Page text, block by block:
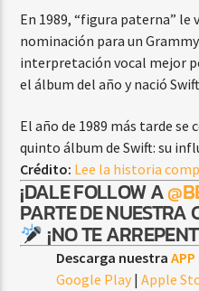
En 1989, “figura paterna” le
nominación para un
interpretación vocal mejor
el álbum del año y nació
El año de 1989 más tarde
quinto álbum de Swift: su
Crédito: Lee la historia
¡DALE FOLLOW A
PARTE DE
¡NO TE
Descarga nuestraAPP
Google Play |Apple